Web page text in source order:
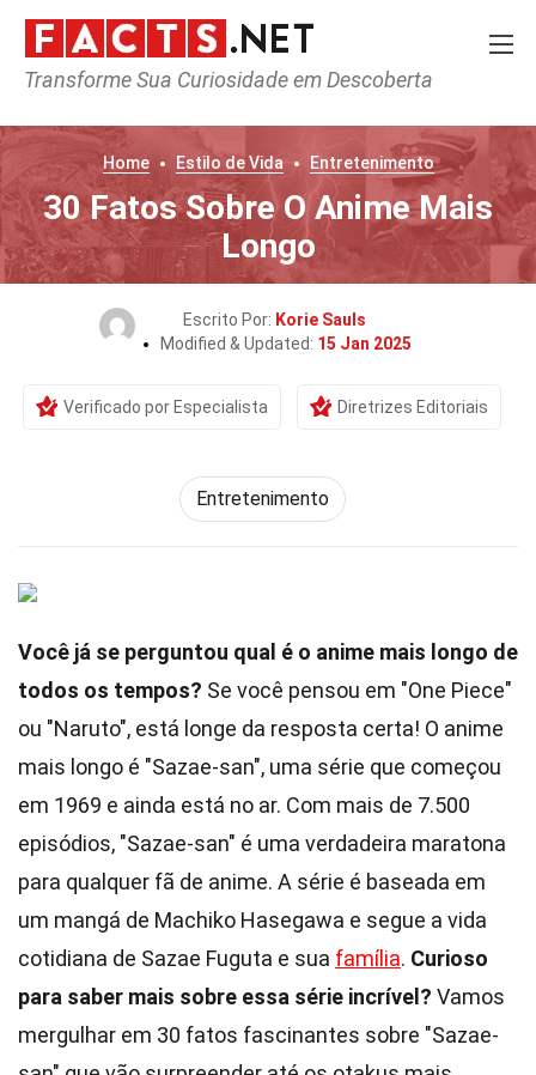
Transforme Sua Curiosidade em Descoberta
Home Estilo de Vida Entretenimento
30 Fatos Sobre O Anime Mais
Longo
Escrito Por: Korie Sauls
Modified & Updated: 15 Jan 2025
Verificado por Especialista Diretrizes Editoriais
Entretenimento
Você já se perguntou qual é o anime mais longo de
todos os tempos? Se você pensou em "One Piece"
ou "Naruto", está longe da resposta certa! O anime
mais longo é "Sazae-san", uma série que começou
em 1969 e ainda está no ar. Com mais de 7.500
episódios, "Sazae-san" é uma verdadeira maratona
para qualquer fã de anime. A série é baseada em
um mangá de Machiko Hasegawa e segue a vida
cotidiana de Sazae Fuguta e sua família. Curioso
para saber mais sobre essa série incrível? Vamos
mergulhar em 30 fatos fascinantes sobre "Sazae-